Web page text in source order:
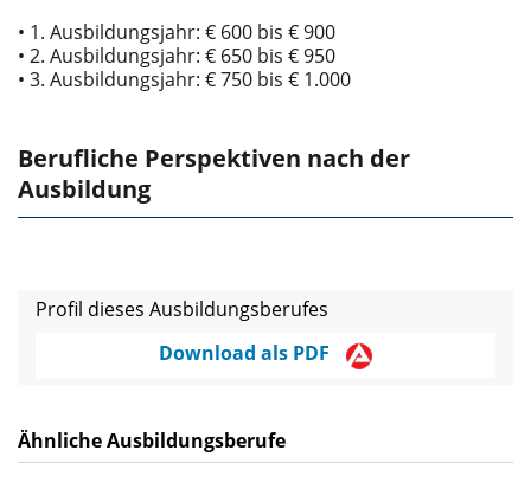
• 1. Ausbildungsjahr: € 600 bis € 900
• 2. Ausbildungsjahr: € 650 bis € 950
• 3. Ausbildungsjahr: € 750 bis € 1.000
Berufliche Perspektiven nach der
Ausbildung
Profil dieses Ausbildungsberufes
Download als PDF
Ähnliche Ausbildungsberufe